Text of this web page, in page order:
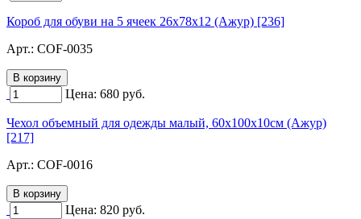
Короб для обуви на 5 ячеек 26х78х12 (Ажур) [236]
Арт.: COF-0035
Цена: 680 руб.
Чехол объемный для одежды малый, 60х100х10см (Ажур)
[217]
Арт.: COF-0016
Цена: 820 руб.